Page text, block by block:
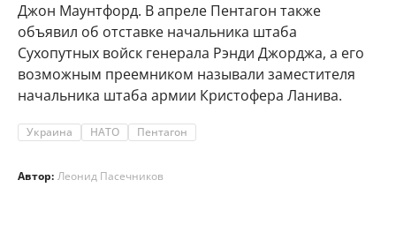
Джон Маунтфорд. В апреле Пентагон также
объявил об отставке начальника штаба
Сухопутных войск генерала Рэнди Джорджа, а его
возможным преемником называли заместителя
начальника штаба армии Кристофера Ланива.
Украина НАТО Пентагон
Автор: Леонид Пасечников